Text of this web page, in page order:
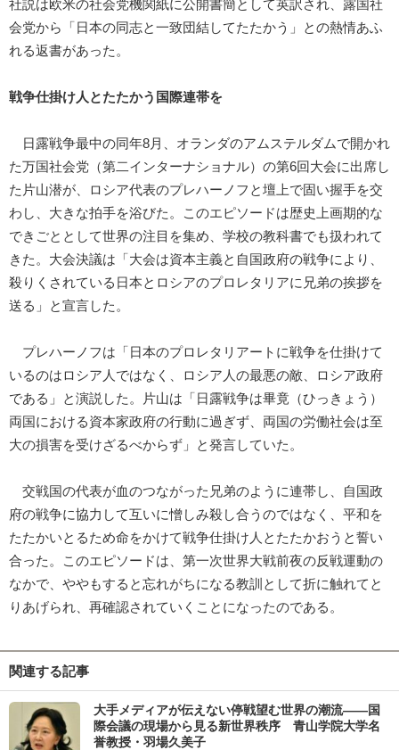
社説は欧米の社会党機関紙に公開書簡として英訳され、露国社
会党から「日本の同志と一致団結してたたかう」との熱情あふ
れる返書があった。
戦争仕掛け人とたたかう国際連帯を
日露戦争最中の同年8月、オランダのアムステルダムで開かれ
た万国社会党（第二インターナショナル）の第6回大会に出席し
た片山潜が、ロシア代表のプレハーノフと壇上で固い握手を交
わし、大きな拍手を浴びた。このエピソードは歴史上画期的な
できごととして世界の注目を集め、学校の教科書でも扱われて
きた。大会決議は「大会は資本主義と自国政府の戦争により、
殺りくされている日本とロシアのプロレタリアに兄弟の挨拶を
送る」と宣言した。
プレハーノフは「日本のプロレタリアートに戦争を仕掛けて
いるのはロシア人ではなく、ロシア人の最悪の敵、ロシア政府
である」と演説した。片山は「日露戦争は畢竟（ひっきょう）
両国における資本家政府の行動に過ぎず、両国の労働社会は至
大の損害を受けざるべからず」と発言していた。
交戦国の代表が血のつながった兄弟のように連帯し、自国政
府の戦争に協力して互いに憎しみ殺し合うのではなく、平和を
たたかいとるため命をかけて戦争仕掛け人とたたかおうと誓い
合った。このエピソードは、第一次世界大戦前夜の反戦運動の
なかで、ややもすると忘れがちになる教訓として折に触れてと
りあげられ、再確認されていくことになったのである。
関連する記事
大手メディアが伝えない停戦望む世界の潮流――国
際会議の現場から見る新世界秩序 青山学院大学名
誉教授・羽場久美子